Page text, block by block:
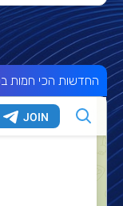
החדשות הכי חמות